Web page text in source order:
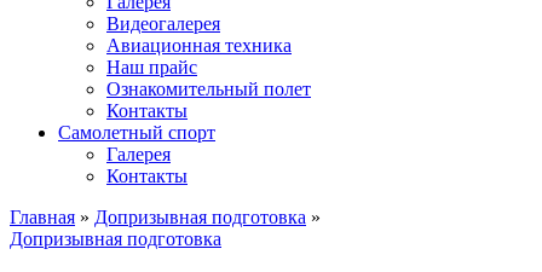
Видеогалерея
Авиационная техника
Наш прайс
Ознакомительный полет
Контакты
Самолетный спорт
Галерея
Контакты
Главная » Допризывная подготовка »
Допризывная подготовка